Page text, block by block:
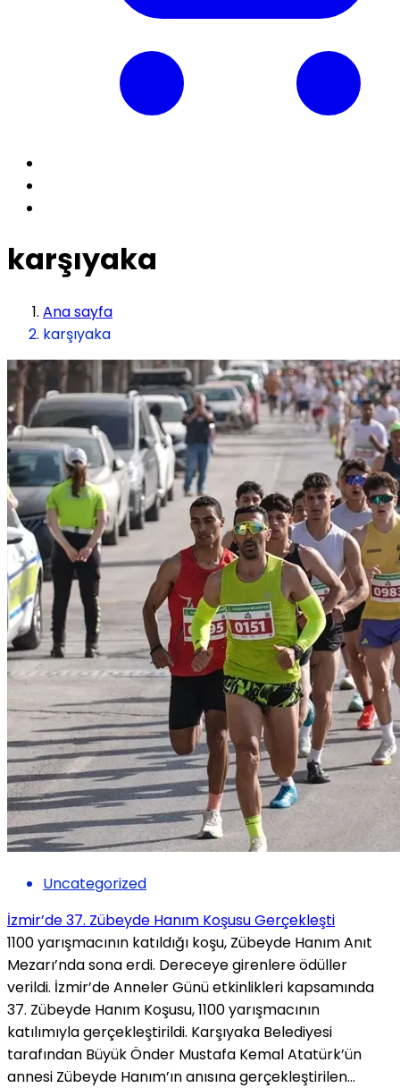
karşıyaka
Ana sayfa
karşıyaka
Uncategorized
İzmir’de 37. Zübeyde Hanım Koşusu Gerçekleşti
1100 yarışmacının katıldığı koşu, Zübeyde Hanım Anıt
Mezarı’nda sona erdi. Dereceye girenlere ödüller
verildi. İzmir’de Anneler Günü etkinlikleri kapsamında
37. Zübeyde Hanım Koşusu, 1100 yarışmacının
katılımıyla gerçekleştirildi. Karşıyaka Belediyesi
tarafından Büyük Önder Mustafa Kemal Atatürk’ün
annesi Zübeyde Hanım’ın anısına gerçekleştirilen...